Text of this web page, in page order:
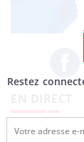
Restez